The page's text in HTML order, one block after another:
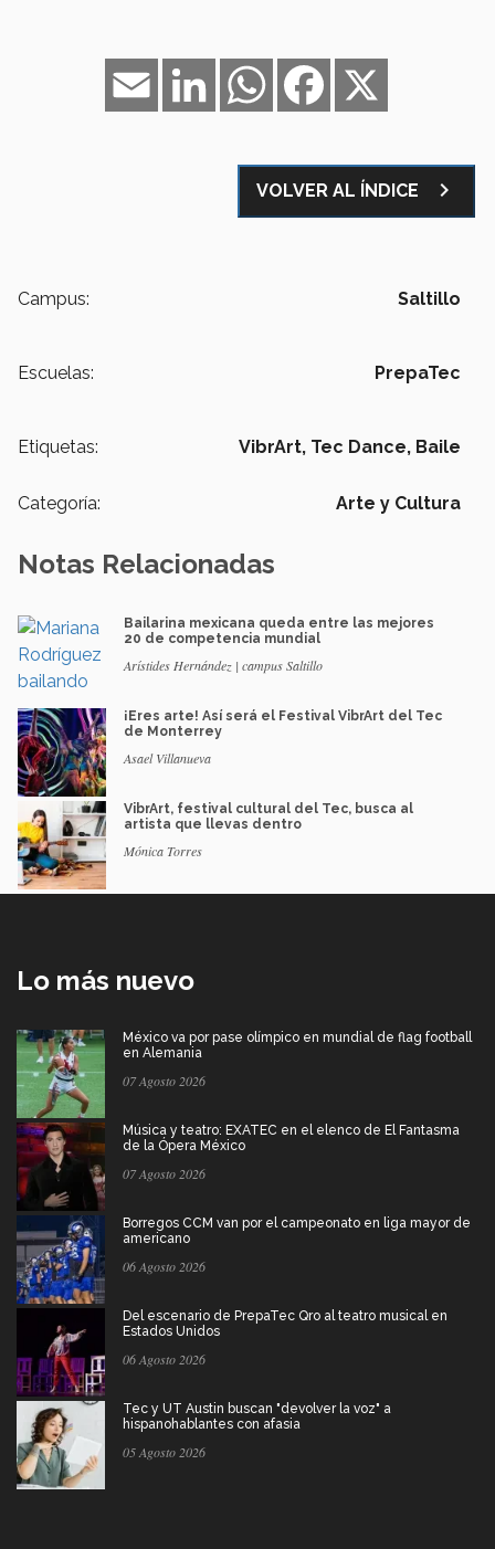
Facebook
WhatsApp
LinkedIn
Email
VOLVER AL ÍNDICE navigate_next
Campus: Saltillo
Escuelas: PrepaTec
Etiquetas: VibrArt, Tec Dance, Baile
Categoría: Arte y Cultura
Notas Relacionadas
Bailarina mexicana queda entre las mejores
20 de competencia mundial
Arístides Hernández | campus Saltillo
¡Eres arte! Así será el Festival VibrArt del Tec
de Monterrey
Asael Villanueva
VibrArt, festival cultural del Tec, busca al
artista que llevas dentro
Mónica Torres
Lo más nuevo
México va por pase olímpico en mundial de flag football
en Alemania
07 Agosto 2026
Música y teatro: EXATEC en el elenco de El Fantasma
de la Ópera México
07 Agosto 2026
Borregos CCM van por el campeonato en liga mayor de
americano
06 Agosto 2026
Del escenario de PrepaTec Qro al teatro musical en
Estados Unidos
06 Agosto 2026
Tec y UT Austin buscan "devolver la voz" a
hispanohablantes con afasia
05 Agosto 2026